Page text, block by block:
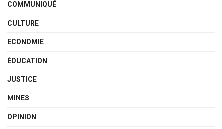
COMMUNIQUÉ
CULTURE
ECONOMIE
ÉDUCATION
JUSTICE
MINES
OPINION